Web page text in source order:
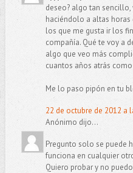
deseo? algo tan
haciéndolo a altas
los que me gusta ir los
compañía. Qué te voy a
algo que veo más
cuantos años atrás
Me lo paso pipón en tu
22 de octubre de 2012 a
Anónimo dijo...
Pregunto solo se puede
funciona en cualquier
Quiero probar y no